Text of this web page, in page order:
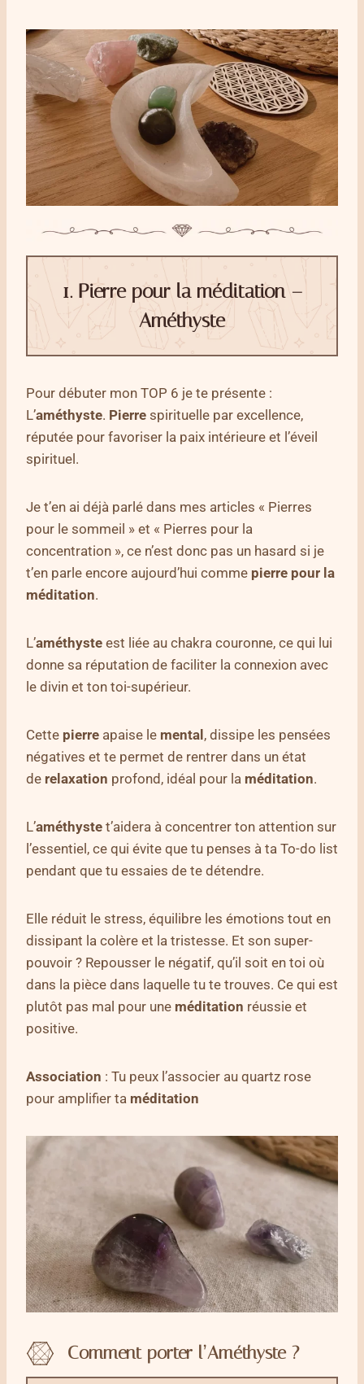
1. Pierre pour la méditation –
Améthyste
Pour débuter mon TOP 6 je te présente :
L’améthyste. Pierre spirituelle par excellence,
réputée pour favoriser la paix intérieure et l’éveil
spirituel.
Je t’en ai déjà parlé dans mes articles « Pierres
pour le sommeil » et « Pierres pour la
concentration », ce n’est donc pas un hasard si je
t’en parle encore aujourd’hui comme pierre pour la
méditation.
L’améthyste est liée au chakra couronne, ce qui lui
donne sa réputation de faciliter la connexion avec
le divin et ton toi-supérieur.
Cette pierre apaise le mental , dissipe les pensées
négatives et te permet de rentrer dans un état
de relaxation profond, idéal pour la méditation.
L’améthyste t’aidera à concentrer ton attention sur
l’essentiel, ce qui évite que tu penses à ta To-do list
pendant que tu essaies de te détendre.
Elle réduit le stress, équilibre les émotions tout en
dissipant la colère et la tristesse. Et son super-
pouvoir ? Repousser le négatif, qu’il soit en toi où
dans la pièce dans laquelle tu te trouves. Ce qui est
plutôt pas mal pour une méditation réussie et
positive.
Association : Tu peux l’associer au quartz rose
pour amplifier ta méditation
Comment porter l’Améthyste?